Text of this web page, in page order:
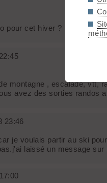
pour cet hiver ?
montagne , escalade, vtt,
avez des sorties randos
23:46
je voulais partir au ski
laissé un message